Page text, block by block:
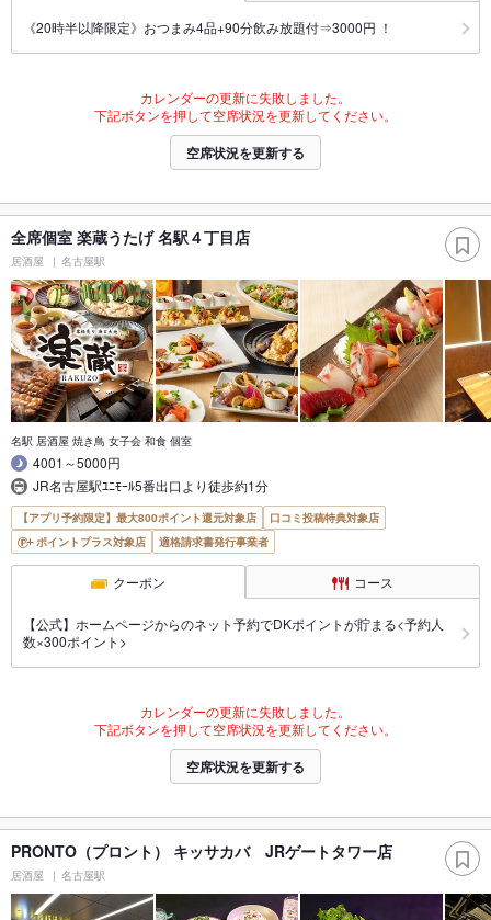
《20時半以降限定》おつまみ4品+90分飲み放題付⇒3000円 ！
カレンダーの更新に失敗しました。
下記ボタンを押して空席状況を更新してください。
空席状況を更新する
全席個室 楽蔵うたげ 名駅４丁目店
居酒屋 名古屋駅
名駅 居酒屋 焼き鳥 女子会 和食 個室
4001～5000円
JR名古屋駅ﾕﾆﾓｰﾙ5番出口より徒歩約1分
【アプリ予約限定】最大800ポイント還元対象店
口コミ投稿特典対象店
ポイントプラス対象店
適格請求書発行事業者
クーポン コース
【公式】ホームページからのネット予約でDKポイントが貯まる<予約人
数×300ポイント>
カレンダーの更新に失敗しました。
下記ボタンを押して空席状況を更新してください。
空席状況を更新する
PRONTO（プロント） キッサカバ JRゲートタワー店
居酒屋 名古屋駅